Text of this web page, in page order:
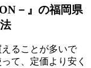
－』の福岡県
ることが多いで
て、定価より安く